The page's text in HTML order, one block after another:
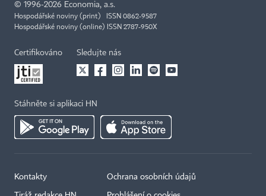
© 1996-2026 Economia, a.s.
Hospodářské noviny (print) ISSN 0862-9587
Hospodářské noviny (online) ISSN 2787-950X
Certifikováno Sledujte nás
Stáhněte si aplikaci HN
Kontakty Ochrana osobních údajů